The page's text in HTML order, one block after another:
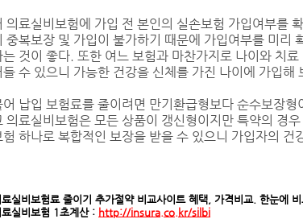
의료실비보험에 가입 전 본인의 실손보험 가입여부를
중복보장 및 가입이 불가하기 때문에 가입여부를 미리
는 것이 좋다. 또한 여느 보험과 마찬가지로 나이와 치
들 수 있으니 가능한 건강을 신체를 가진 나이에 가입
어 납입 보험료를 줄이려면 만기환급형보다 순수보장
의료실비보험은 모든 상품이 갱신형이지만 특약의 경
험 하나로 복합적인 보장을 받을 수 있으니 가입자의
실비보험료 줄이기 추가절약 비교사이트 혜택, 가격비교. 한눈에
실비보험 1초계산 : http://insura.co.kr/silbi